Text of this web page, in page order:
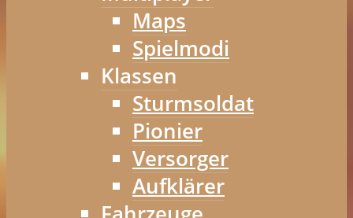
Maps
Spielmodi
Klassen
Sturmsoldat
Pionier
Versorger
Aufklärer